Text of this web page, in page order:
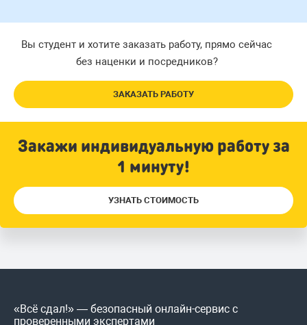
Вы студент и хотите заказать работу, прямо сейчас
без наценки и посредников?
ЗАКАЗАТЬ РАБОТУ
Закажи индивидуальную работу за
1 минуту!
УЗНАТЬ СТОИМОСТЬ
«Всё сдал!» — безопасный онлайн-сервис с
проверенными экспертами